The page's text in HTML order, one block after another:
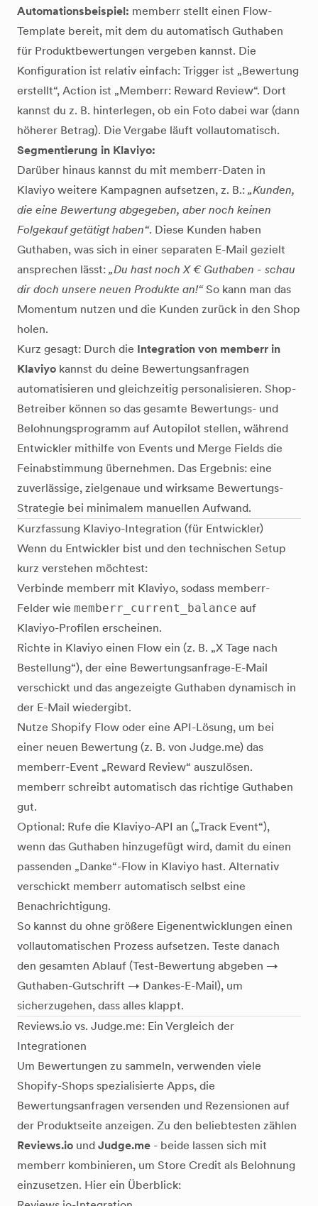
Automationsbeispiel: memberr stellt einen Flow-
Template bereit, mit dem du automatisch Guthaben
für Produktbewertungen vergeben kannst. Die
Konfiguration ist relativ einfach: Trigger ist „Bewertung
erstellt“, Action ist „Memberr: Reward Review“. Dort
kannst du z. B. hinterlegen, ob ein Foto dabei war (dann
höherer Betrag). Die Vergabe läuft vollautomatisch.
Segmentierung in Klaviyo:
Darüber hinaus kannst du mit memberr-Daten in
Klaviyo weitere Kampagnen aufsetzen, z. B.: „Kunden,
die eine Bewertung abgegeben, aber noch keinen
Folgekauf getätigt haben“. Diese Kunden haben
Guthaben, was sich in einer separaten E-Mail gezielt
ansprechen lässt: „Du hast noch X € Guthaben - schau
dir doch unsere neuen Produkte an!“So kann man das
Momentum nutzen und die Kunden zurück in den Shop
holen.
Kurz gesagt: Durch die Integration von memberr in
Klaviyo kannst du deine Bewertungsanfragen
automatisieren und gleichzeitig personalisieren. Shop-
Betreiber können so das gesamte Bewertungs- und
Belohnungsprogramm auf Autopilot stellen, während
Entwickler mithilfe von Events und Merge Fields die
Feinabstimmung übernehmen. Das Ergebnis: eine
zuverlässige, zielgenaue und wirksame Bewertungs-
Strategie bei minimalem manuellen Aufwand.
Kurzfassung Klaviyo-Integration (für Entwickler)
Wenn du Entwickler bist und den technischen Setup
kurz verstehen möchtest:
Verbinde memberr mit Klaviyo, sodass memberr-
Felder wie memberr_current_balance auf
Klaviyo-Profilen erscheinen.
Richte in Klaviyo einen Flow ein (z. B. „X Tage nach
Bestellung“), der eine Bewertungsanfrage-E-Mail
verschickt und das angezeigte Guthaben dynamisch in
der E-Mail wiedergibt.
Nutze Shopify Flow oder eine API-Lösung, um bei
einer neuen Bewertung (z. B. von Judge.me) das
memberr-Event „Reward Review“ auszulösen.
memberr schreibt automatisch das richtige Guthaben
gut.
Optional: Rufe die Klaviyo-API an („Track Event“),
wenn das Guthaben hinzugefügt wird, damit du einen
passenden „Danke“-Flow in Klaviyo hast. Alternativ
verschickt memberr automatisch selbst eine
Benachrichtigung.
So kannst du ohne größere Eigenentwicklungen einen
vollautomatischen Prozess aufsetzen. Teste danach
den gesamten Ablauf (Test-Bewertung abgeben →
Guthaben-Gutschrift → Dankes-E-Mail), um
sicherzugehen, dass alles klappt.
Reviews.io vs. Judge.me: Ein Vergleich der
Integrationen
Um Bewertungen zu sammeln, verwenden viele
Shopify-Shops spezialisierte Apps, die
Bewertungsanfragen versenden und Rezensionen auf
der Produktseite anzeigen. Zu den beliebtesten zählen
Reviews.io und Judge.me - beide lassen sich mit
memberr kombinieren, um Store Credit als Belohnung
einzusetzen. Hier ein Überblick: